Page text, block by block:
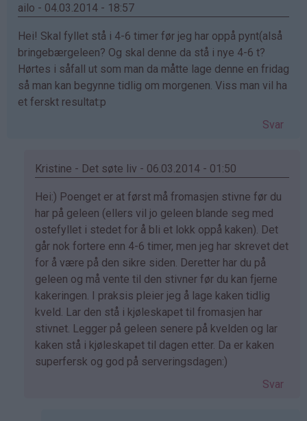
Kisen
bekreftet)
ailo - 04.03.2014 - 18:57
Hei! Skal fyllet stå i 4-6 timer før jeg har oppå pynt(alså
bringebærgeleen? Og skal denne da stå i nye 4-6 t?
Hørtes i såfall ut som man da måtte lage denne en fridag
så man kan begynne tidlig om morgenen. Viss man vil ha
et ferskt resultat:p
Svar
Kristine - Det søte liv - 06.03.2014 - 01:50
Som
svar
på
av
ailo
(ikke
bekreftet)
Hei:) Poenget er at først må fromasjen stivne før du
har på geleen (ellers vil jo geleen blande seg med
ostefyllet i stedet for å bli et lokk oppå kaken). Det
går nok fortere enn 4-6 timer, men jeg har skrevet det
for å være på den sikre siden. Deretter har du på
geleen og må vente til den stivner før du kan fjerne
kakeringen. I praksis pleier jeg å lage kaken tidlig
kveld. Lar den stå i kjøleskapet til fromasjen har
stivnet. Legger på geleen senere på kvelden og lar
kaken stå i kjøleskapet til dagen etter. Da er kaken
superfersk og god på serveringsdagen:)
Svar